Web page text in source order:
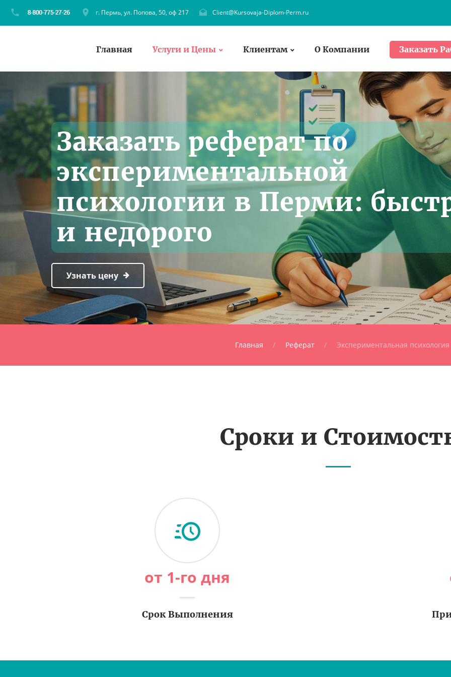
г. Пермь, ул. Попова, 50, оф 217 Client@Kursovaja-Diplom-Perm.ru
Главная Услуги и Цены Клиентам О Компании Заказать
Заказать реферат по
экспериментальной
психологии в Перми:
и недорого
Узнать цену
Главная Реферат Экспериментальная психология
Сроки и
от 1-го дня
Срок Выполнения